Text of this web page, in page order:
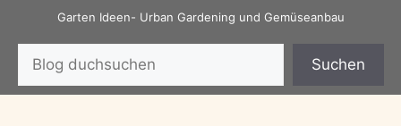
springen
Garten Ideen- Urban Gardening und Gemüseanbau
Suchen